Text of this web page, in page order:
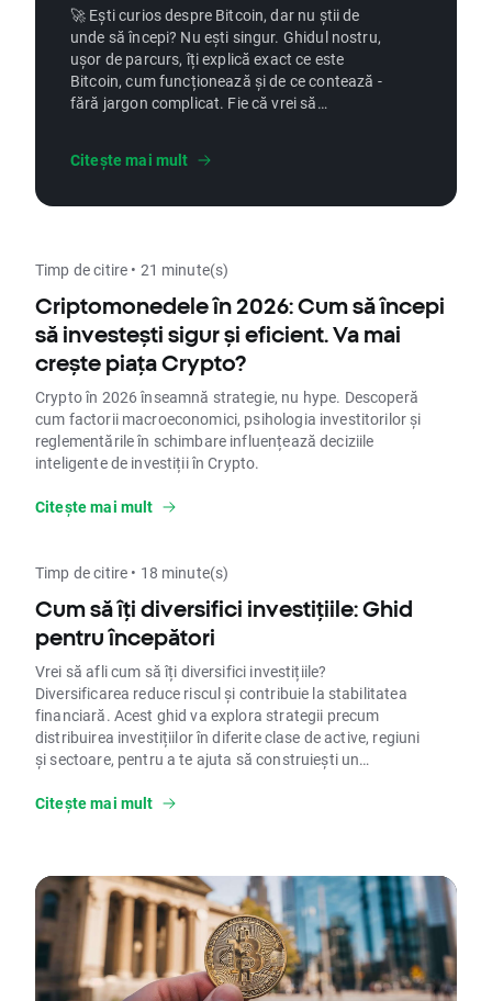
🚀 Ești curios despre Bitcoin, dar nu știi de
unde să începi? Nu ești singur. Ghidul nostru,
ușor de parcurs, îți explică exact ce este
Bitcoin, cum funcționează și de ce contează -
fără jargon complicat. Fie că vrei să
gata să descoperi lumea Bitcoin? Intră acum
tău financiar!
Citește mai mult
Timp de citire • 21 minute(s)
Criptomonedele în 2026: Cum să începi
să investești sigur și eficient. Va mai
crește piața Crypto?
Crypto în 2026 înseamnă strategie, nu hype. Descoperă
cum factorii macroeconomici, psihologia investitorilor și
reglementările în schimbare influențează deciziile
inteligente de investiții în Crypto.
Citește mai mult
Timp de citire • 18 minute(s)
Cum să îți diversifici investițiile: Ghid
pentru începători
Vrei să afli cum să îți diversifici investițiile?
Diversificarea reduce riscul și contribuie la stabilitatea
financiară. Acest ghid va explora strategii precum
distribuirea investițiilor în diferite clase de active, regiuni
și sectoare, pentru a te ajuta să construiești un
Citește mai mult